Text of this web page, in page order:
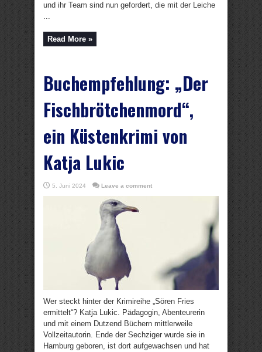
und ihr Team sind nun gefordert, die mit der Leiche
...
Read More »
Buchempfehlung: „Der
Fischbrötchenmord“,
ein Küstenkrimi von
Katja Lukic
5. Juni 2024 Leave a comment
Wer steckt hinter der Krimireihe „Sören Fries
ermittelt“? Katja Lukic. Pädagogin, Abenteurerin
und mit einem Dutzend Büchern mittlerweile
Vollzeitautorin. Ende der Sechziger wurde sie in
Hamburg geboren, ist dort aufgewachsen und hat